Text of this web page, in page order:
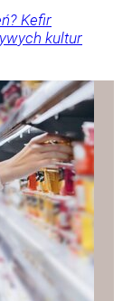
Kefir
kultur